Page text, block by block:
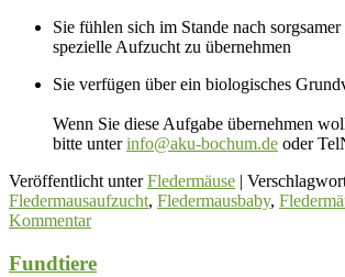
Sie fühlen sich im Stande nach
spezielle Aufzucht zu übernehmen
Sie verfügen über ein biologisches
Wenn Sie diese Aufgabe übernehmen
bitte unterinfo@aku-bochum.de oder
Veröffentlicht unter Fledermäuse |
Fledermausaufzucht, Fledermausbaby,
Kommentar
Fundtiere